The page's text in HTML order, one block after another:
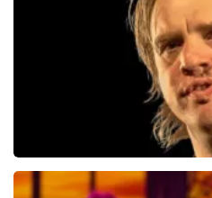
BEKIJKEN
Jan Jaap Van Der Wal